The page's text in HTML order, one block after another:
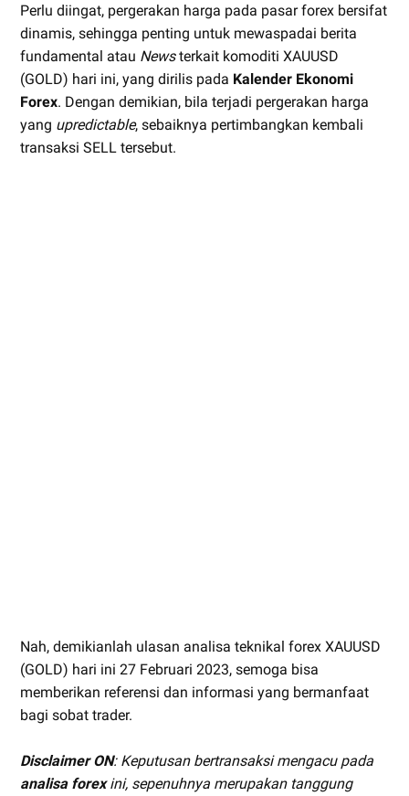
Perlu diingat, pergerakan harga pada pasar forex bersifat
dinamis, sehingga penting untuk mewaspadai berita
fundamental atau Newsterkait komoditi XAUUSD
(GOLD) hari ini, yang dirilis pada Kalender Ekonomi
Forex. Dengan demikian, bila terjadi pergerakan harga
yang upredictable, sebaiknya pertimbangkan kembali
transaksi SELL tersebut.
Nah, demikianlah ulasan analisa teknikal forex XAUUSD
(GOLD) hari ini 27 Februari 2023, semoga bisa
memberikan referensi dan informasi yang bermanfaat
bagi sobat trader.
Disclaimer ON: Keputusan bertransaksi mengacu pada
analisa forexini, sepenuhnya merupakan tanggung